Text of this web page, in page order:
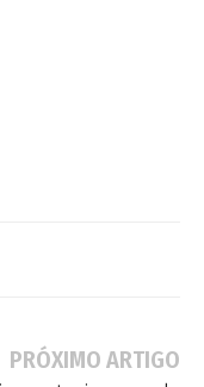
PRÓXIMO ARTIGO